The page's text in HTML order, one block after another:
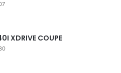
XDRIVE COUPE